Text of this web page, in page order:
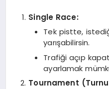
Single Race:
Tek pistte,
yarışabilirsin.
Trafiği açıp
ayarlamak
Tournament